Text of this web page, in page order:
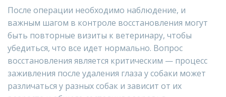
После операции необходимо наблюдение, и
важным шагом в контроле восстановления могут
быть повторные визиты к ветеринару, чтобы
убедиться, что все идет нормально. Вопрос
восстановления является критическим — процесс
заживления после удаления глаза у собаки может
различаться у разных собак и зависит от их